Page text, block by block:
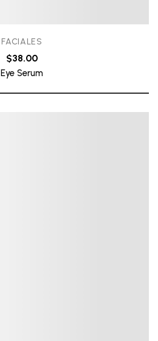
FACIALES
$38.00
Eye Serum